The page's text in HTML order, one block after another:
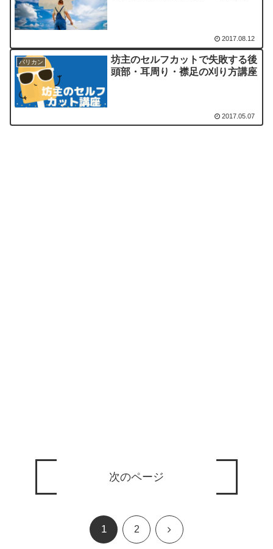
2017.08.12
バリカン
坊主のセルフカットで失敗する後
頭部・耳周り・襟足の刈り方講座
2017.05.07
次のページ
1 2 次